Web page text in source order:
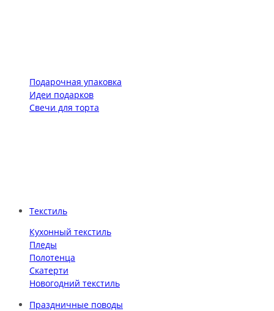
Подарочная упаковка
Идеи подарков
Свечи для торта
Текстиль
Кухонный текстиль
Пледы
Полотенца
Скатерти
Новогодний текстиль
Праздничные поводы